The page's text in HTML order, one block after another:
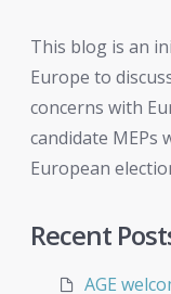
This blog is an
Europe to
concerns with
candidate MEPs
European
Recent
AGE